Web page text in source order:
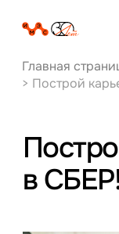
Главная
> Построй
в